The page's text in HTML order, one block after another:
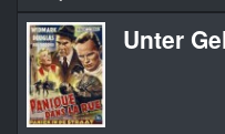
Unter